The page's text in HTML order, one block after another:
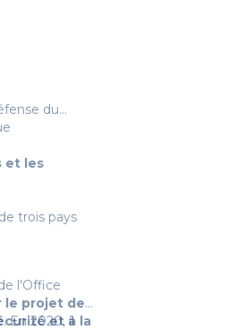
du
et les
trois pays
l'Office
le projet de
et à la
En 2020, il